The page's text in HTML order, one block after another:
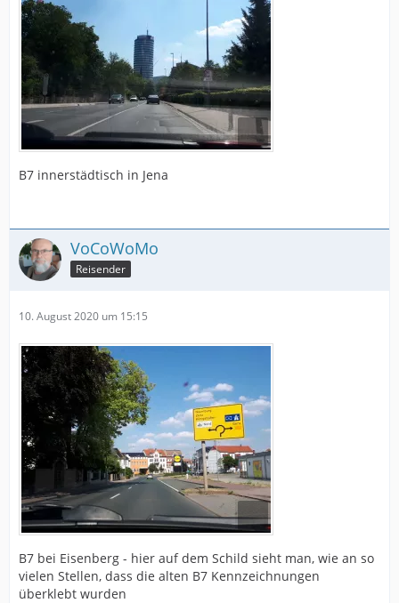
B7 innerstädtisch in Jena
VoCoWoMo
Reisender
10. August 2020 um 15:15
B7 bei Eisenberg - hier auf dem Schild sieht man, wie an so
vielen Stellen, dass die alten B7 Kennzeichnungen
überklebt wurden